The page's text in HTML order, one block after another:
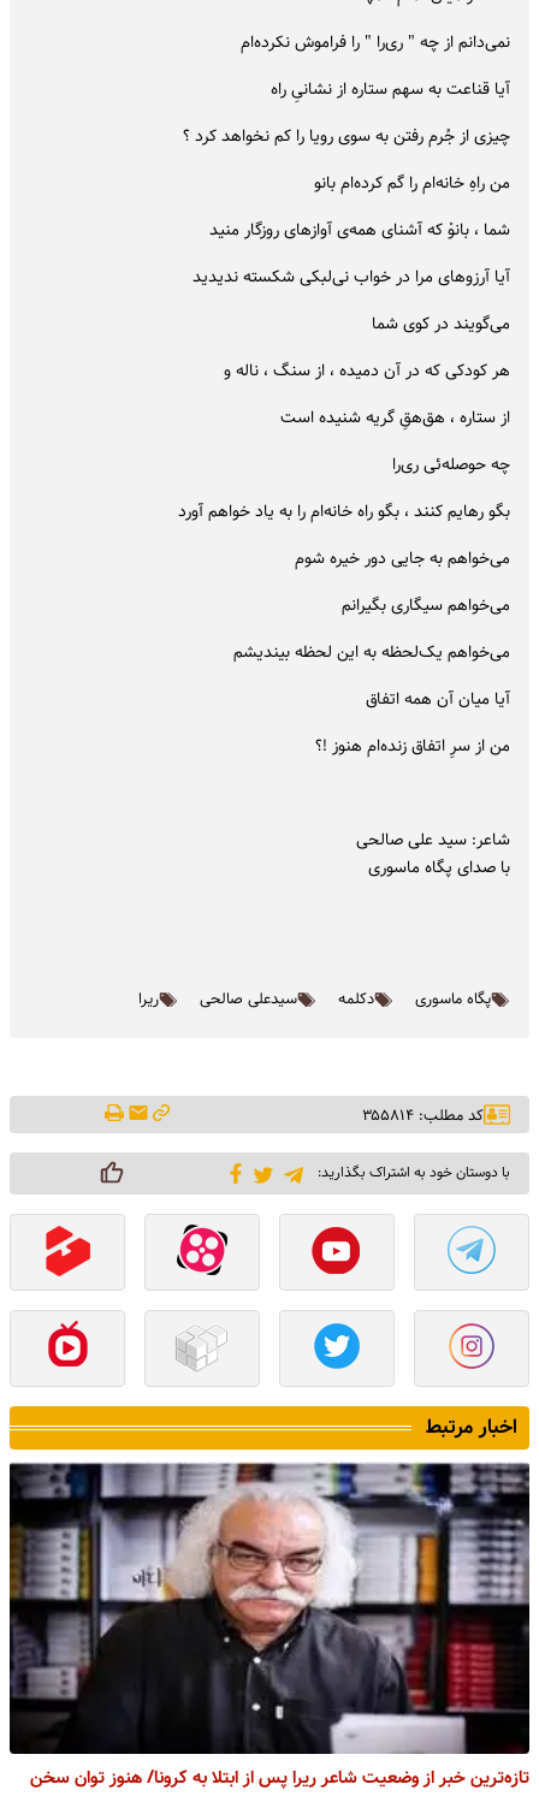
نمی‌دانم از چه " ری‌را " را فراموش نکرده‌ام
آیا قناعت به سهم ستاره از نشانیِ راه
چیزی از جُرم رفتن به سوی رویا را کم نخواهد کرد ؟
من راهِ خانه‌ام را گم کرده‌ام بانو
شما ، بانوْ که آشنای همه‌ی آوازهای روزگار منید
آیا آرزوهای مرا در خواب نی‌لبکی شکسته ندیدید
می‌گویند در کوی شما
هر کودکی که در آن دمیده ، از سنگ ،‌ ناله و
از ستاره ، هق‌هقِ گریه شنیده است
چه حوصله‌ئی ری‌را
بگو رهایم کنند ،‌ بگو راه خانه‌ام را به یاد خواهم آورد
می‌خواهم به جایی دور خیره شوم
می‌خواهم سیگاری بگیرانم
می‌خواهم یک‌لحظه به این لحظه بیندیشم
آیا میان آن همه اتفاق
من از سرِ اتفاق زنده‌ام هنوز !؟
شاعر: سید علی صالحی
با صدای پگاه ماسوری
پگاه ماسوری دکلمه سیدعلی صالحی ریرا
کد مطلب: ۳۵۵۸۱۴
با دوستان خود به اشتراک بگذارید:
اخبار مرتبط
تازه‌ترین خبر از وضعیت شاعر ریرا پس از ابتلا به کرونا/ هنوز توان سخن